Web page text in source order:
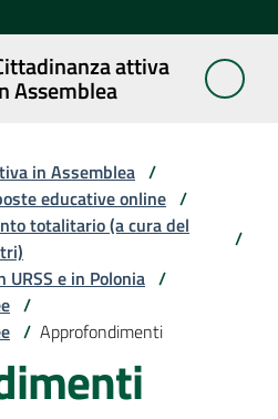
attiva
Assemblea
in Assemblea /
educative online /
totalitario (a cura del
/
e in Polonia /
/
/ Approfondimenti